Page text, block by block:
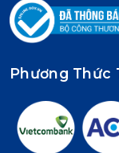
Phương Thức